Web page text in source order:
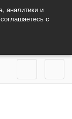
аналитики и
с